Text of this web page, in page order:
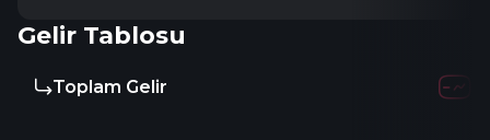
Gelir Tablosu
Toplam Gelir